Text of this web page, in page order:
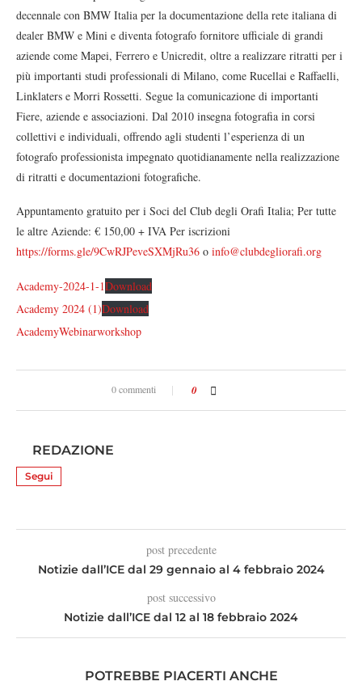
decennale con BMW Italia per la documentazione della rete italiana di
dealer BMW e Mini e diventa fotografo fornitore ufficiale di grandi
aziende come Mapei, Ferrero e Unicredit, oltre a realizzare ritratti per i
più importanti studi professionali di Milano, come Rucellai e Raffaelli,
Linklaters e Morri Rossetti. Segue la comunicazione di importanti
Fiere, aziende e associazioni. Dal 2010 insegna fotografia in corsi
collettivi e individuali, offrendo agli studenti l’esperienza di un
fotografo professionista impegnato quotidianamente nella realizzazione
di ritratti e documentazioni fotografiche.
Appuntamento gratuito per i Soci del Club degli Orafi Italia; Per tutte
le altre Aziende: € 150,00 + IVA Per iscrizioni
https://forms.gle/9CwRJPeveSXMjRu36 o info@clubdegliorafi.org
Academy-2024-1-1Download
Academy 2024 (1)Download
AcademyWebinarworkshop
0 commenti 0
REDAZIONE
Segui
post precedente
Notizie dall’ICE dal 29 gennaio al 4 febbraio 2024
post successivo
Notizie dall’ICE dal 12 al 18 febbraio 2024
POTREBBE PIACERTI ANCHE